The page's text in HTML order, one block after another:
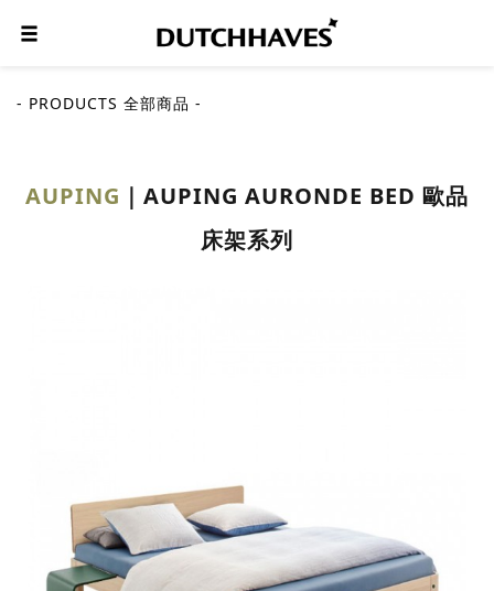
- PRODUCTS 全部商品 -
AUPING
AUPING AURONDE BED 歐品
床架系列